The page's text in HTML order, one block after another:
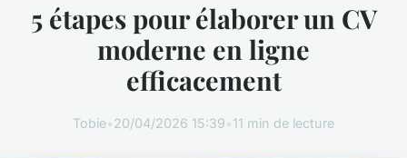
5 étapes pour élaborer un CV
moderne en ligne
efficacement
Tobie•20/04/2026 15:39•11 min de lecture